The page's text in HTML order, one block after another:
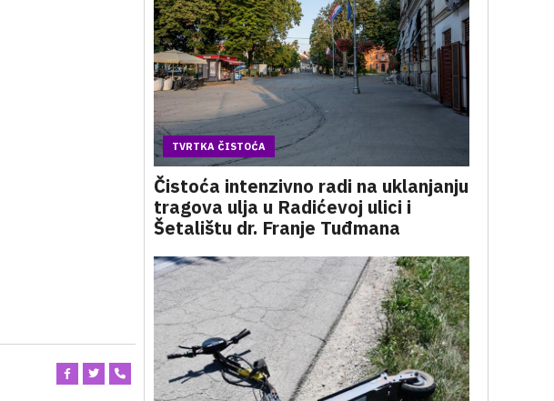
TVRTKA ČISTOĆA
Čistoća intenzivno radi na uklanjanju
tragova ulja u Radićevoj ulici i
Šetalištu dr. Franje Tuđmana